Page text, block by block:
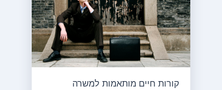
קורות חיים מותאמות למשרה